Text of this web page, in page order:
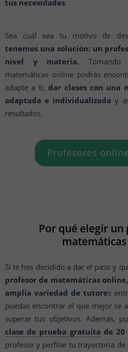
tus necesidades.
Sea cuál sea tu motivo de
tenemos una solución: un
nivel y materia. Tomando
matemáticas online podrás
adapte a ti, dar clases con una
adaptada e individualizada y
resultados.
Profesores
Por qué elegir
Si te has decidido a dar el paso y
profesor de matemáticas online,
amplia variedad de tutores
puedas encontrar el que mejor se
superar tus objetivos. Además,
clase de prueba gratuita de
profesor y perfilar tu trayectoria de